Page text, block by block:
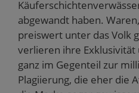
abgewandt haben.
preiswert unter das Volk
verlieren ihre Exklusivität
ganz im Gegenteil zur
Plagiierung, die eher die